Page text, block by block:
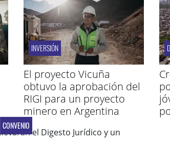
INVERSIÓN
El proyecto Vicuña
obtuvo la aprobación del
RIGI para un proyecto
minero en Argentina
CONVENIO